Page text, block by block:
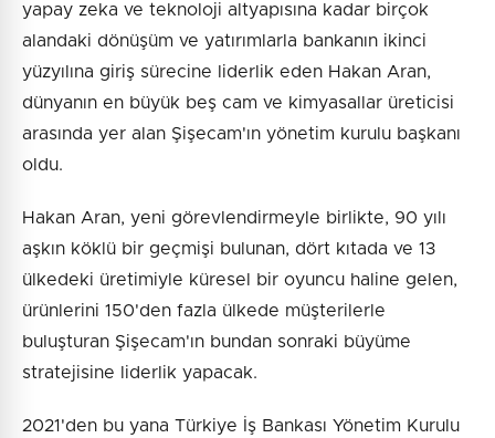
yapay zeka ve teknoloji altyapısına kadar birçok
alandaki dönüşüm ve yatırımlarla bankanın ikinci
yüzyılına giriş sürecine liderlik eden Hakan Aran,
dünyanın en büyük beş cam ve kimyasallar üreticisi
arasında yer alan Şişecam'ın yönetim kurulu başkanı
oldu.
Hakan Aran, yeni görevlendirmeyle birlikte, 90 yılı
aşkın köklü bir geçmişi bulunan, dört kıtada ve 13
ülkedeki üretimiyle küresel bir oyuncu haline gelen,
ürünlerini 150'den fazla ülkede müşterilerle
buluşturan Şişecam'ın bundan sonraki büyüme
stratejisine liderlik yapacak.
2021'den bu yana Türkiye İş Bankası Yönetim Kurulu